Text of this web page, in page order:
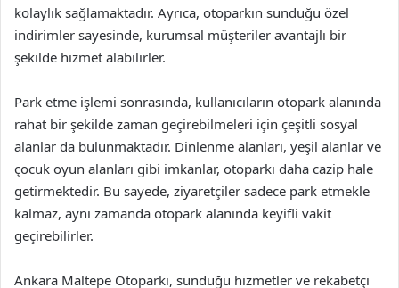
kolaylık sağlamaktadır. Ayrıca, otoparkın sunduğu özel
indirimler sayesinde, kurumsal müşteriler avantajlı bir
şekilde hizmet alabilirler.
Park etme işlemi sonrasında, kullanıcıların otopark alanında
rahat bir şekilde zaman geçirebilmeleri için çeşitli sosyal
alanlar da bulunmaktadır. Dinlenme alanları, yeşil alanlar ve
çocuk oyun alanları gibi imkanlar, otoparkı daha cazip hale
getirmektedir. Bu sayede, ziyaretçiler sadece park etmekle
kalmaz, aynı zamanda otopark alanında keyifli vakit
geçirebilirler.
Ankara Maltepe Otoparkı, sunduğu hizmetler ve rekabetçi